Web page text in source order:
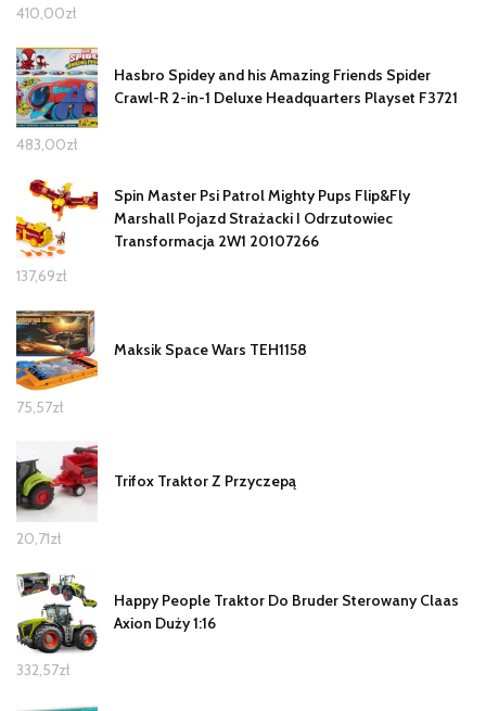
410,00zł
Hasbro Spidey and his Amazing Friends Spider
Crawl-R 2-in-1 Deluxe Headquarters Playset F3721
483,00zł
Spin Master Psi Patrol Mighty Pups Flip&Fly
Marshall Pojazd Strażacki I Odrzutowiec
Transformacja 2W1 20107266
137,69zł
Maksik Space Wars TEH1158
75,57zł
Trifox Traktor Z Przyczepą
20,71zł
Happy People Traktor Do Bruder Sterowany Claas
Axion Duży 1:16
332,57zł